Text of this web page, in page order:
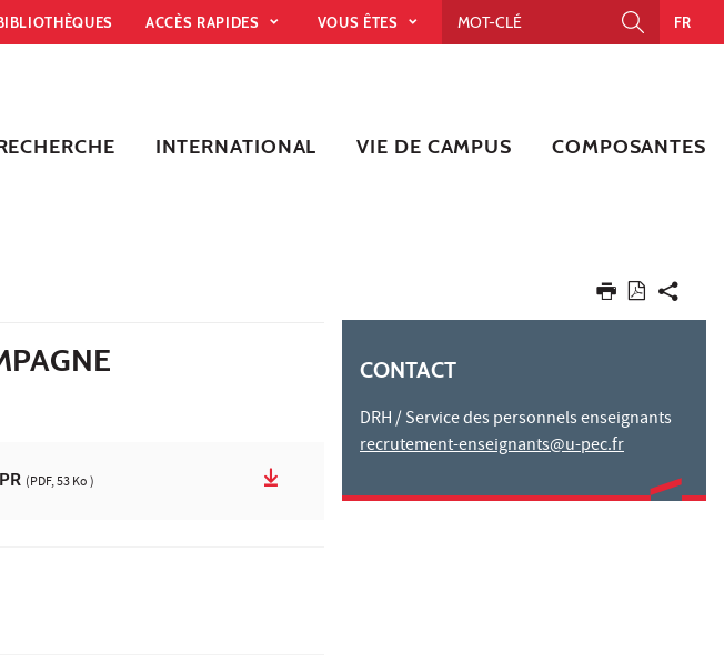
ACCÈS RAPIDES VOUS ÊTES FR
INTERNATIONAL VIE DE CAMPUS COMPOSANTES
(PDF, 53 Ko )
CONTACT
DRH / Service des personnels enseignants
recrutement-enseignants@u-pec.fr